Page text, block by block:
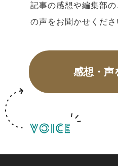
記事の感想や編集部
の声をお聞かせくださ
感想・声